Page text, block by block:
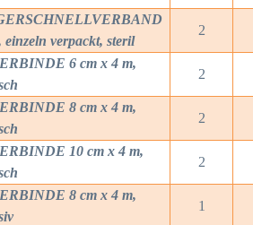
einzeln verpackt, steril
2
6 cm x 4 m,
2
8 cm x 4 m,
2
10 cm x 4 m,
2
8 cm x 4 m,
1